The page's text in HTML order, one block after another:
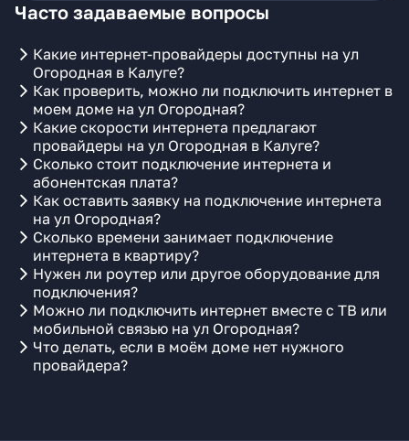
Часто задаваемые вопросы
Какие интернет-провайдеры доступны на ул
Огородная в Калуге?
Как проверить, можно ли подключить интернет в
моем доме на ул Огородная?
Какие скорости интернета предлагают
провайдеры на ул Огородная в Калуге?
Сколько стоит подключение интернета и
абонентская плата?
Как оставить заявку на подключение интернета
на ул Огородная?
Сколько времени занимает подключение
интернета в квартиру?
Нужен ли роутер или другое оборудование для
подключения?
Можно ли подключить интернет вместе с ТВ или
мобильной связью на ул Огородная?
Что делать, если в моём доме нет нужного
провайдера?